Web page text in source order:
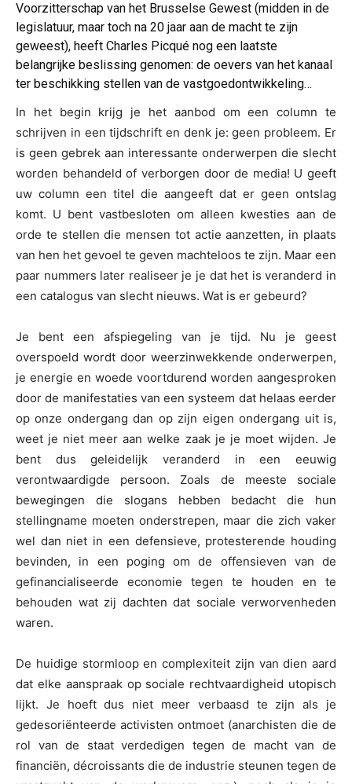
Voorzitterschap van het Brusselse Gewest (midden in de
legislatuur, maar toch na 20 jaar aan de macht te zijn
geweest), heeft Charles Picqué nog een laatste
belangrijke beslissing genomen: de oevers van het kanaal
ter beschikking stellen van de vastgoedontwikkeling…
In het begin krijg je het aanbod om een column te
schrijven in een tijdschrift en denk je: geen probleem. Er
is geen gebrek aan interessante onderwerpen die slecht
worden behandeld of verborgen door de media! U geeft
uw column een titel die aangeeft dat er geen ontslag
komt. U bent vastbesloten om alleen kwesties aan de
orde te stellen die mensen tot actie aanzetten, in plaats
van hen het gevoel te geven machteloos te zijn. Maar een
paar nummers later realiseer je je dat het is veranderd in
een catalogus van slecht nieuws. Wat is er gebeurd?
Je bent een afspiegeling van je tijd. Nu je geest
overspoeld wordt door weerzinwekkende onderwerpen,
je energie en woede voortdurend worden aangesproken
door de manifestaties van een systeem dat helaas eerder
op onze ondergang dan op zijn eigen ondergang uit is,
weet je niet meer aan welke zaak je je moet wijden. Je
bent dus geleidelijk veranderd in een eeuwig
verontwaardigde persoon. Zoals de meeste sociale
bewegingen die slogans hebben bedacht die hun
stellingname moeten onderstrepen, maar die zich vaker
wel dan niet in een defensieve, protesterende houding
bevinden, in een poging om de offensieven van de
gefinancialiseerde economie tegen te houden en te
behouden wat zij dachten dat sociale verworvenheden
waren.
De huidige stormloop en complexiteit zijn van dien aard
dat elke aanspraak op sociale rechtvaardigheid utopisch
lijkt. Je hoeft dus niet meer verbaasd te zijn als je
gedesoriënteerde activisten ontmoet (anarchisten die de
rol van de staat verdedigen tegen de macht van de
financiën, décroissants die de industrie steunen tegen de